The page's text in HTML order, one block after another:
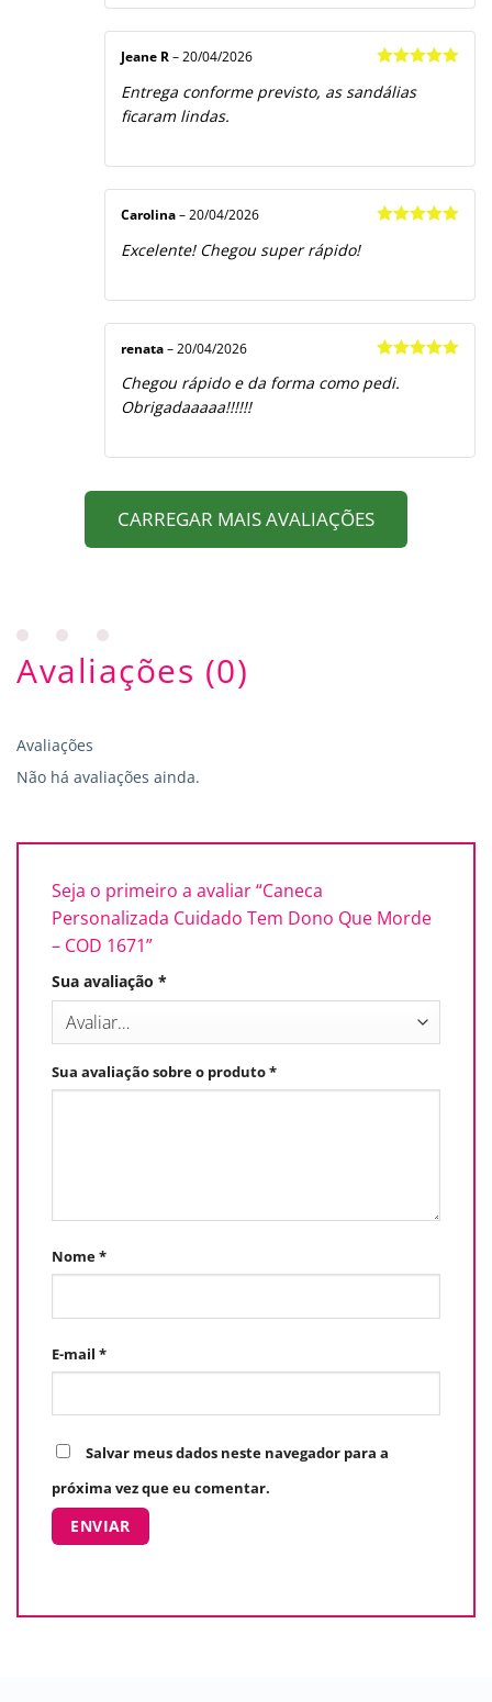
de 5
Jeane R – 20/04/2026
Entrega conforme previsto, as sandálias
ficaram lindas.
Carolina – 20/04/2026
Excelente! Chegou super rápido!
de 5
renata – 20/04/2026
Chegou rápido e da forma como pedi.
Obrigadaaaaa!!!!!!
CARREGAR MAIS AVALIAÇÕES
Avaliações (0)
Avaliações
Não há avaliações ainda.
Seja o primeiro a avaliar “Caneca
Personalizada Cuidado Tem Dono Que Morde
– COD 1671”
Sua avaliação *
Sua avaliação sobre o produto*
Nome*
E-mail *
Salvar meus dados neste navegador para a
próxima vez que eu comentar.